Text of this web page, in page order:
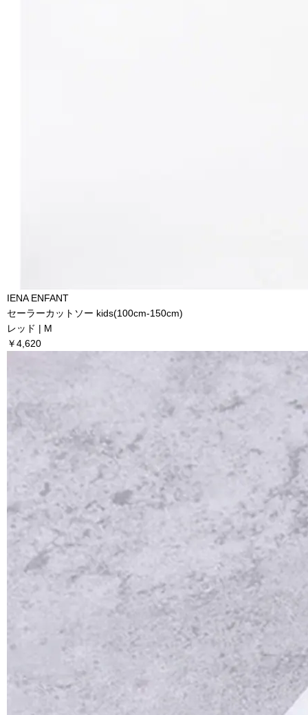
IENA ENFANT
セーラーカットソー kids(100cm-150cm)
レッド | M
￥4,620